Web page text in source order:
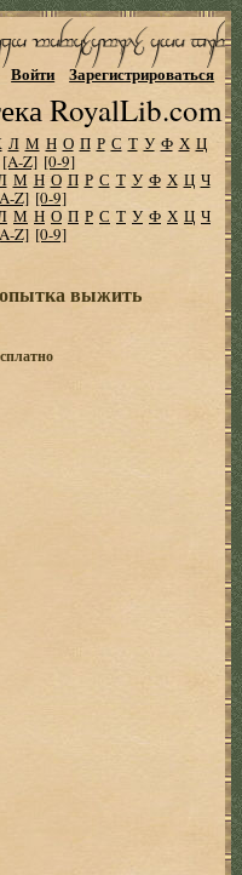
RoyalLib.com
Войти Зарегистрироваться
Л М Н О П Р С Т У Ф Х Ц
[A-Z] [0-9]
М Н О П Р С Т У Ф Х Ц Ч
Z] [0-9]
М Н О П Р С Т У Ф Х Ц Ч
Z] [0-9]
выжить